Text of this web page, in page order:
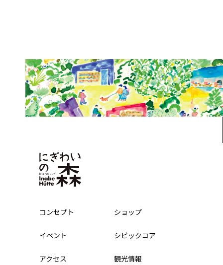
コンセプト ショップ
イベント シビックコア
アクセス 観光情報